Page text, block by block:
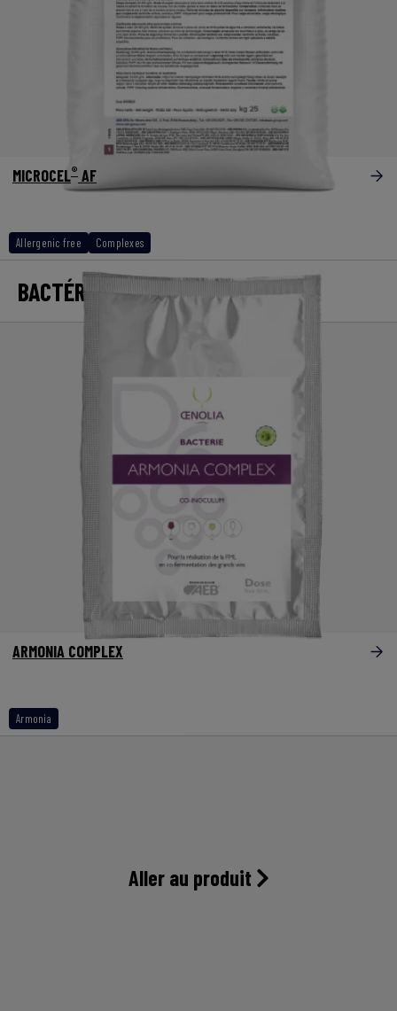
Allergenic free Complexes
MICROCEL® AF
BACTÉRIES
Armonia
ARMONIA COMPLEX
Aller au produit